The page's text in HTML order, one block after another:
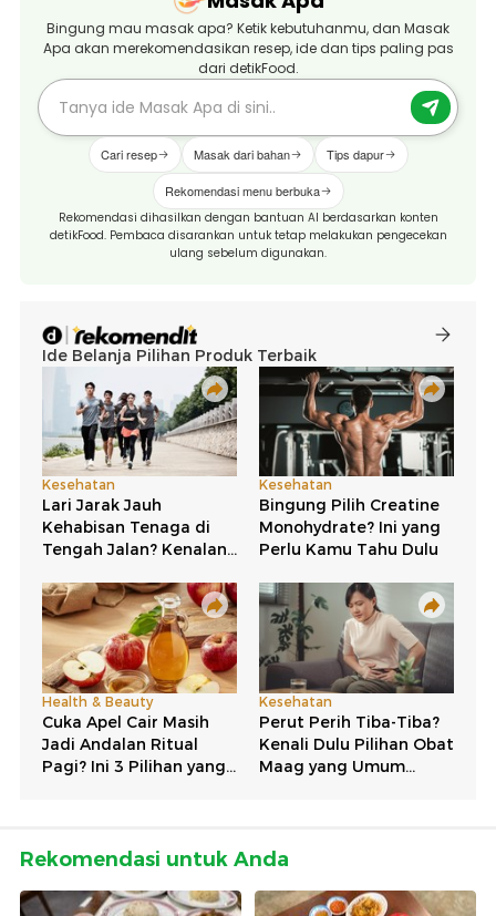
Bingung mau masak apa? Ketik kebutuhanmu, dan Masak
Apa akan merekomendasikan resep, ide dan tips paling pas
dari detikFood.
Cari resep Masak dari bahan Tips dapur
Rekomendasi menu berbuka
Rekomendasi dihasilkan dengan bantuan AI berdasarkan konten
detikFood. Pembaca disarankan untuk tetap melakukan pengecekan
ulang sebelum digunakan.
Rekomendasi untuk Anda